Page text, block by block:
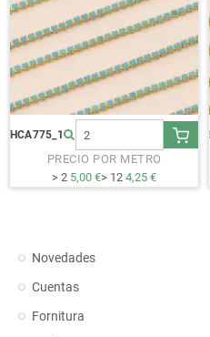
Novedades
Cuentas
Fornitura
HCA775_1
PRECIO POR METRO
> 2 5,00 €> 12 4,25 €